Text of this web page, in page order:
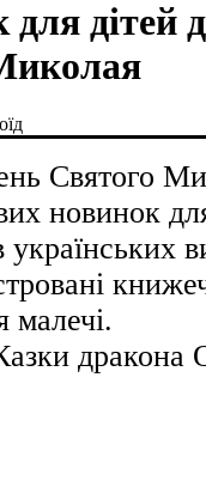
для дітей
Святого
новинок
українських
малечі.
дракона